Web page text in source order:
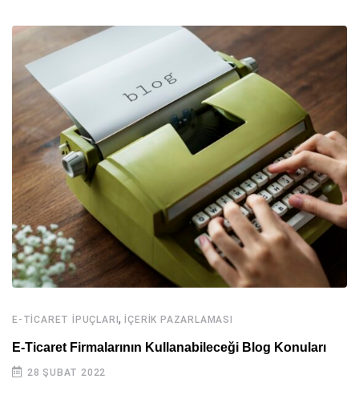
E-TICARET İPUÇLARI,İÇERIK PAZARLAMASI
E-Ticaret Firmalarının Kullanabileceği Blog Konuları
28 ŞUBAT 2022